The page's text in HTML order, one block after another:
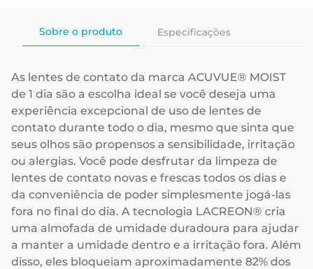
Sobre o produto Especificações
As lentes de contato da marca ACUVUE® MOIST
de 1 dia são a escolha ideal se você deseja uma
experiência excepcional de uso de lentes de
contato durante todo o dia, mesmo que sinta que
seus olhos são propensos a sensibilidade, irritação
ou alergias. Você pode desfrutar da limpeza de
lentes de contato novas e frescas todos os dias e
da conveniência de poder simplesmente jogá-las
fora no final do dia. A tecnologia LACREON® cria
uma almofada de umidade duradoura para ajudar
a manter a umidade dentro e a irritação fora. Além
disso, eles bloqueiam aproximadamente 82% dos